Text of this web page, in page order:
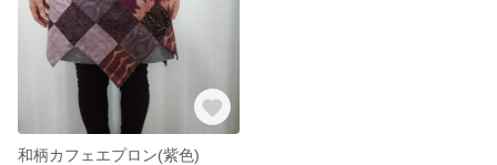
和柄カフェエプロン(紫色)